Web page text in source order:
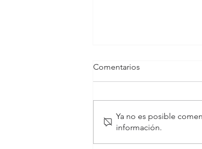
Obesidad en ex
Comentarios
Ya no es posible
información.